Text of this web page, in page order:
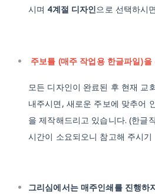
시며 4계절 디자인으로 선택하시면
주보틀 (매주 작업용 한글파일)
모든 디자인이 완료된 후 현재 교
내주시면, 새로운 주보에 맞추어
을 제작해드리고 있습니다.(한글
시간이 소요되오니 참고해 주시기
그리심에서는 매주인쇄를 진행하